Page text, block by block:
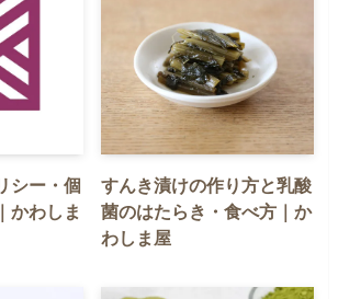
シー・個
かわしま
すんき漬けの作り方と乳酸
菌のはたらき・食べ方｜か
わしま屋